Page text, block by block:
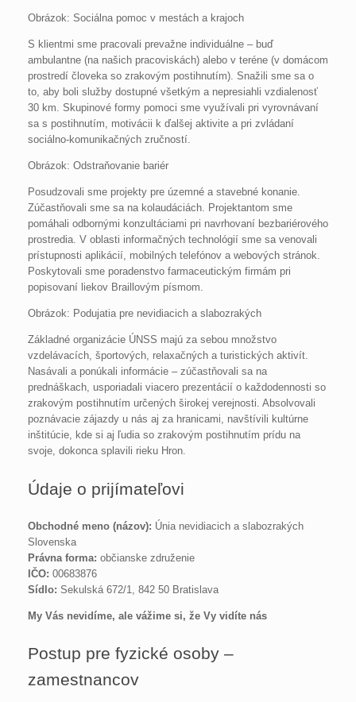
Obrázok: Sociálna pomoc v mestách a krajoch
S klientmi sme pracovali prevažne individuálne – buď
ambulantne (na našich pracoviskách) alebo v teréne (v domácom
prostredí človeka so zrakovým postihnutím). Snažili sme sa o
to, aby boli služby dostupné všetkým a nepresiahli vzdialenosť
30 km. Skupinové formy pomoci sme využívali pri vyrovnávaní
sa s postihnutím, motivácii k ďalšej aktivite a pri zvládaní
sociálno-komunikačných zručností.
Obrázok: Odstraňovanie bariér
Posudzovali sme projekty pre územné a stavebné konanie.
Zúčastňovali sme sa na kolaudáciách. Projektantom sme
pomáhali odbornými konzultáciami pri navrhovaní bezbariérového
prostredia. V oblasti informačných technológií sme sa venovali
prístupnosti aplikácií, mobilných telefónov a webových stránok.
Poskytovali sme poradenstvo farmaceutickým firmám pri
popisovaní liekov Braillovým písmom.
Obrázok: Podujatia pre nevidiacich a slabozrakých
Základné organizácie ÚNSS majú za sebou množstvo
vzdelávacích, športových, relaxačných a turistických aktivít.
Nasávali a ponúkali informácie – zúčastňovali sa na
prednáškach, usporiadali viacero prezentácií o každodennosti so
zrakovým postihnutím určených širokej verejnosti. Absolvovali
poznávacie zájazdy u nás aj za hranicami, navštívili kultúrne
inštitúcie, kde si aj ľudia so zrakovým postihnutím prídu na
svoje, dokonca splavili rieku Hron.
Údaje o prijímateľovi
Obchodné meno (názov): Únia nevidiacich a slabozrakých
Slovenska
Právna forma: občianske združenie
IČO: 00683876
Sídlo: Sekulská 672/1, 842 50 Bratislava
My Vás nevidíme, ale vážime si, že Vy vidíte nás
Postup pre fyzické osoby –
zamestnancov